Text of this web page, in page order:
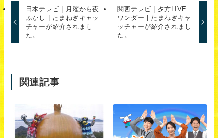
日本テレビ | 月曜から夜
ふかし | たまねぎキャッ
チャーが紹介されまし
た。
関西テレビ | 夕方LIVE
ワンダー | たまねぎキャ
ッチャーが紹介されまし
た。
関連記事